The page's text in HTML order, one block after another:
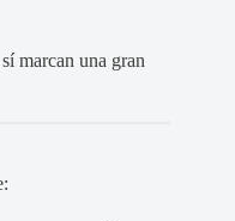
marcan una gran